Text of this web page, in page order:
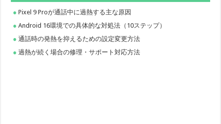
Pixel 9 Proが通話中に過熱する主な原因
Android 16環境での具体的な対処法（10ステップ）
通話時の発熱を抑えるための設定変更方法
過熱が続く場合の修理・サポート対応方法